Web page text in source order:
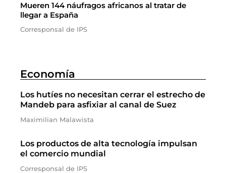
Mueren 144 náufragos africanos al tratar de
llegar a España
Corresponsal de IPS
Economía
Los hutíes no necesitan cerrar el estrecho de
Mandeb para asfixiar al canal de Suez
Maximilian Malawista
Los productos de alta tecnología impulsan
el comercio mundial
Corresponsal de IPS